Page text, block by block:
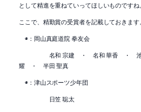
として精進を重ねていってほしいものですね。
ここで、精勤賞の受賞者を記載しておきます
◉：岡山真庭道院 拳友会
名和 宗建 ・ 名和 華香 ・ 池
耀 ・ 半田 聖真
◉：津山スポーツ少年団
日笠 聡太